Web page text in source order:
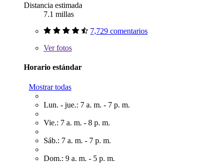
Distancia estimada
7.1 millas
7,729 comentarios
Verfotos
Horario estándar
Mostrar todas
Lun. - jue.: 7 a. m. - 7 p. m.
Vie.: 7 a. m. - 8 p. m.
Sáb.: 7 a. m. - 7 p. m.
Dom.: 9 a. m. - 5 p. m.